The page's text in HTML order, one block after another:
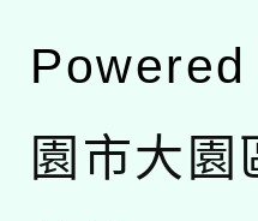
園市大